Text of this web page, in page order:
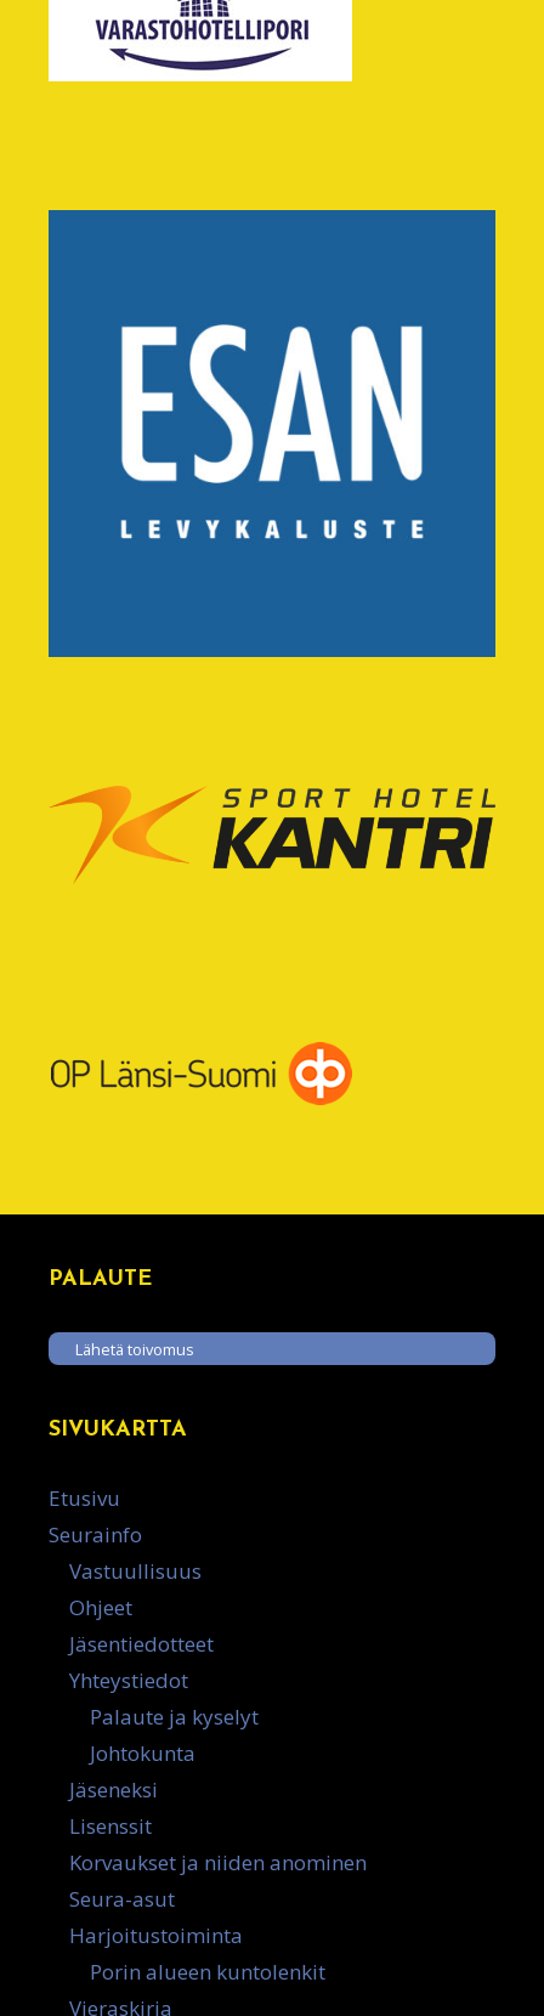
PALAUTE
Lähetä toivomus
SIVUKARTTA
Etusivu
Seurainfo
Vastuullisuus
Ohjeet
Jäsentiedotteet
Yhteystiedot
Palaute ja kyselyt
Johtokunta
Jäseneksi
Lisenssit
Korvaukset ja niiden anominen
Seura-asut
Harjoitustoiminta
Porin alueen kuntolenkit
Vieraskirja